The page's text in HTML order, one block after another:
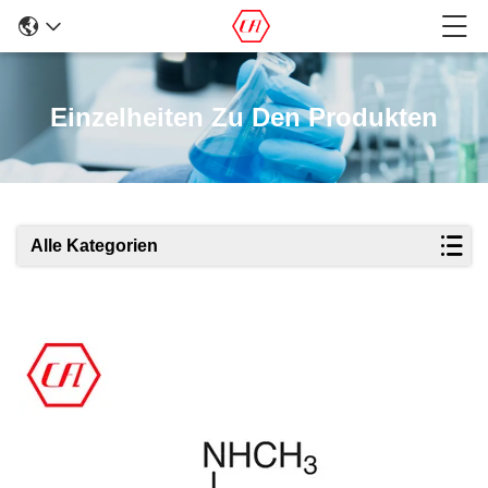
Einzelheiten Zu Den Produkten
Alle Kategorien